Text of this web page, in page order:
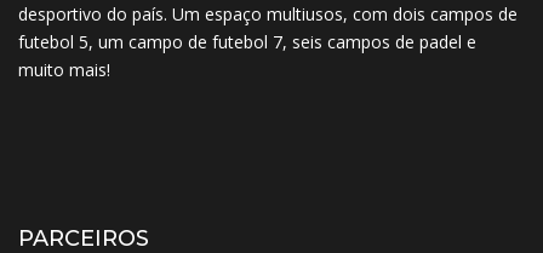
desportivo do país. Um espaço multiusos, com dois campos de
futebol 5, um campo de futebol 7, seis campos de padel e
muito mais!
PARCEIROS